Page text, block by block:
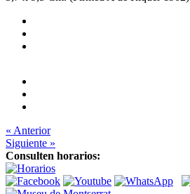
« Anterior
Siguiente »
Consulten horarios: